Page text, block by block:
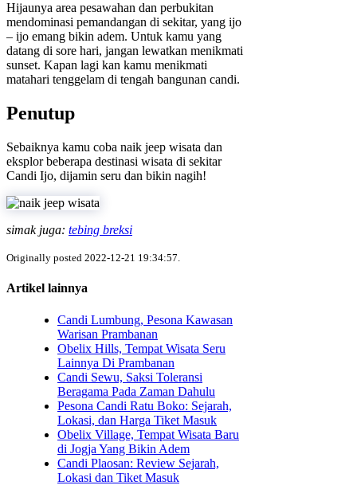
Hijaunya area pesawahan dan perbukitan
mendominasi pemandangan di sekitar, yang ijo
– ijo emang bikin adem. Untuk kamu yang
datang di sore hari, jangan lewatkan menikmati
sunset. Kapan lagi kan kamu menikmati
matahari tenggelam di tengah bangunan candi.
Penutup
Sebaiknya kamu coba naik jeep wisata dan
eksplor beberapa destinasi wisata di sekitar
Candi Ijo, dijamin seru dan bikin nagih!
simak juga: tebing breksi
Originally posted 2022-12-21 19:34:57.
Artikel lainnya
Candi Lumbung, Pesona Kawasan
Warisan Prambanan
Obelix Hills, Tempat Wisata Seru
Lainnya Di Prambanan
Candi Sewu, Saksi Toleransi
Beragama Pada Zaman Dahulu
Pesona Candi Ratu Boko: Sejarah,
Lokasi, dan Harga Tiket Masuk
Obelix Village, Tempat Wisata Baru
di Jogja Yang Bikin Adem
Candi Plaosan: Review Sejarah,
Lokasi dan Tiket Masuk